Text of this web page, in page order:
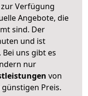
Verfügung
Angebote, die
sind. Der
und ist
. Bei uns gibt es
nur
von
Preis.